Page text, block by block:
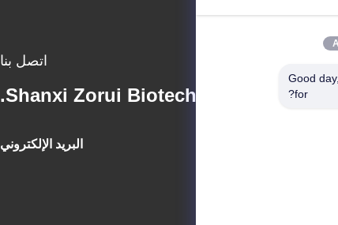
اتصل بنا
Shanxi Zorui Biotechnology Co., Ltd.
البريد الإلكتروني
Good
for?